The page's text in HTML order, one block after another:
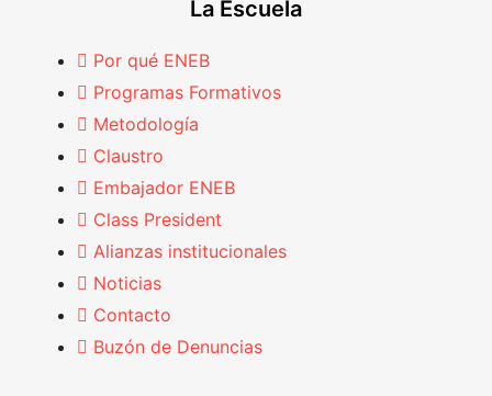
La Escuela
Por qué ENEB
Programas Formativos
Metodología
Claustro
Embajador ENEB
Class President
Alianzas institucionales
Noticias
Contacto
Buzón de Denuncias